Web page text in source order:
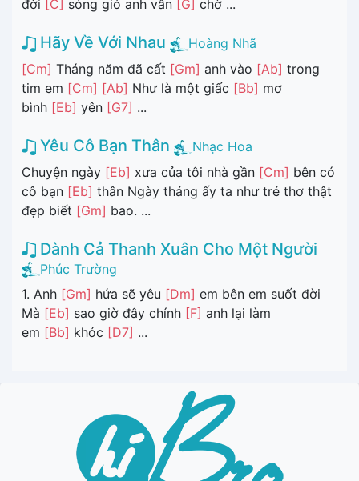
đời [C] sóng gió anh vẫn [G] chờ ...
Hãy Về Với Nhau
Hoàng Nhã
[Cm] Tháng năm đã cất [Gm] anh vào [Ab] trong
tim em [Cm] [Ab] Như là một giấc [Bb] mơ
bình [Eb] yên [G7] ...
Yêu Cô Bạn Thân
Nhạc Hoa
Chuyện ngày [Eb] xưa của tôi nhà gần [Cm] bên có
cô bạn [Eb] thân Ngày tháng ấy ta như trẻ thơ thật
đẹp biết [Gm] bao. ...
Dành Cả Thanh Xuân Cho Một Người
Phúc Trường
1. Anh [Gm] hứa sẽ yêu [Dm] em bên em suốt đời
Mà [Eb] sao giờ đây chính [F] anh lại làm
em [Bb] khóc [D7] ...